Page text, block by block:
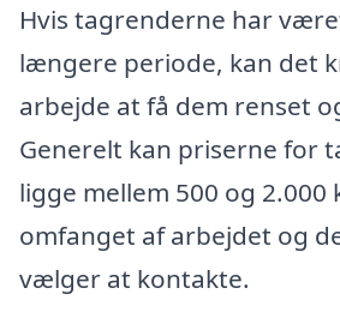
Hvis tagrenderne har
længere periode, kan det
arbejde at få dem renset
Generelt kan priserne for
ligge mellem 500 og
omfanget af arbejdet og
vælger at kontakte.